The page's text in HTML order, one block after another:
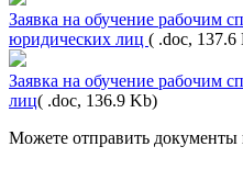
Заявка на обучение рабочим
юридических лиц ( .doc, 137.6
Заявка на обучение рабочим
лиц( .doc, 136.9 Kb)
Можете отправить документы